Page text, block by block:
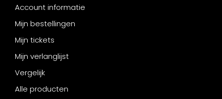
Account informatie
Mijn bestellingen
Mijn tickets
Mijn verlanglijst
Vergelijk
Alle producten